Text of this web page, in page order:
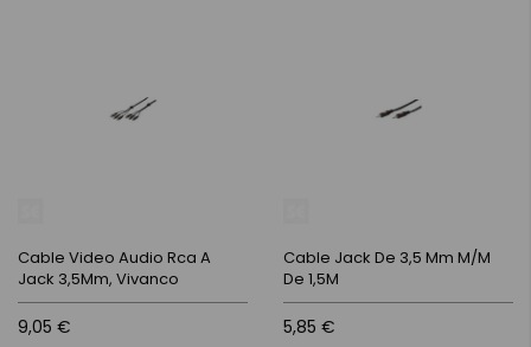
Cable Video Audio Rca A
Jack 3,5Mm, Vivanco
9,05 €
Cable Jack De 3,5 Mm M/M
De 1,5M
5,85 €